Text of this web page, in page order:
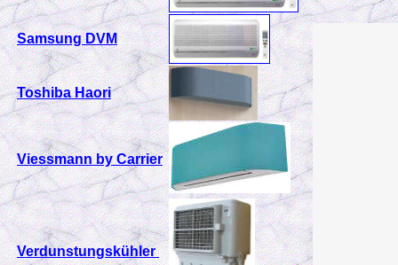
Samsung DVM
Toshiba Haori
Viessmann by Carrier
Verdunstungskühler